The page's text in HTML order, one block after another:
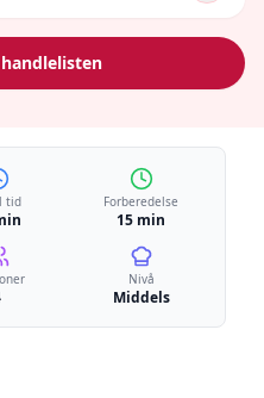
tid Forberedelse
15 min
Nivå
Middels